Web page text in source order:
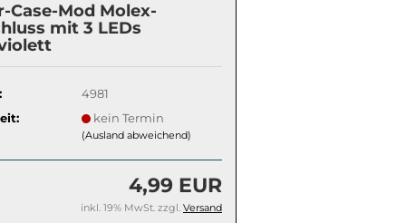
Case-Mod Molex-
mit 3 LEDs
4981
kein Termin
(Ausland abweichend)
4,99 EUR
inkl. 19% MwSt. zzgl. Versand